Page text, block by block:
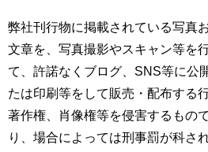
弊社刊行物に掲載されている写真
文章を、写真撮影やスキャン等を
て、許諾なくブログ、SNS等に公
たは印刷等をして販売・配布する
著作権、肖像権等を侵害するもの
り、場合によっては刑事罰が科さ